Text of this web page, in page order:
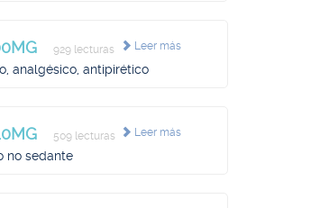
Leer más
929 lecturas
analgésico, antipirético
Leer más
509 lecturas
no sedante